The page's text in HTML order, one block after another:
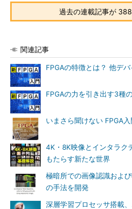
過去の連載記事が
関連記事
FPGAの特徴とは？ 他デ
FPGAの力を引き出す3種
いまさら聞けない FPGA入
4K・8K映像とインタラク
もたらす新たな世界
極暗所での画像認識およ
の手法を開発
深層学習プロセッサ搭載